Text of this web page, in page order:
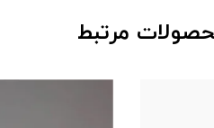
مرتبط